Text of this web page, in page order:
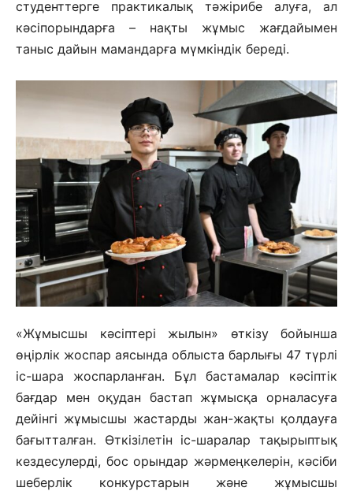
студенттерге практикалық тәжірибе алуға, ал
кәсіпорындарға – нақты жұмыс жағдайымен
таныс дайын мамандарға мүмкіндік береді.
«Жұмысшы кәсіптері жылын» өткізу бойынша
өңірлік жоспар аясында облыста барлығы 47 түрлі
іс-шара жоспарланған. Бұл бастамалар кәсіптік
бағдар мен оқудан бастап жұмысқа орналасуға
дейінгі жұмысшы жастарды жан-жақты қолдауға
бағытталған. Өткізілетін іс-шаралар тақырыптық
кездесулерді, бос орындар жәрмеңкелерін, кәсіби
шеберлік конкурстарын және жұмысшы